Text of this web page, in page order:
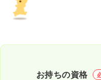
お持ちの資格